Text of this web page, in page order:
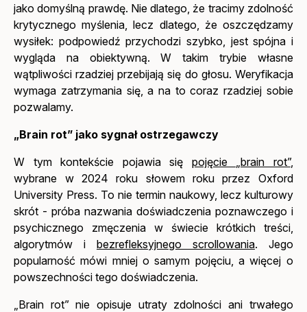
jako domyślną prawdę. Nie dlatego, że tracimy zdolność
krytycznego myślenia, lecz dlatego, że oszczędzamy
wysiłek: podpowiedź przychodzi szybko, jest spójna i
wygląda na obiektywną. W takim trybie własne
wątpliwości rzadziej przebijają się do głosu. Weryfikacja
wymaga zatrzymania się, a na to coraz rzadziej sobie
pozwalamy.
„Brain rot” jako sygnał ostrzegawczy
W tym kontekście pojawia się pojęcie „brain rot”,
wybrane w 2024 roku słowem roku przez Oxford
University Press. To nie termin naukowy, lecz kulturowy
skrót - próba nazwania doświadczenia poznawczego i
psychicznego zmęczenia w świecie krótkich treści,
algorytmów i bezrefleksyjnego scrollowania. Jego
popularność mówi mniej o samym pojęciu, a więcej o
powszechności tego doświadczenia.
„Brain rot” nie opisuje utraty zdolności ani trwałego